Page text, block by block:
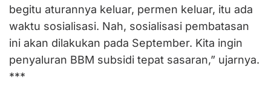
begitu aturannya keluar, permen keluar, itu ada
waktu sosialisasi. Nah, sosialisasi pembatasan
ini akan dilakukan pada September. Kita ingin
penyaluran BBM subsidi tepat sasaran,” ujarnya.
***